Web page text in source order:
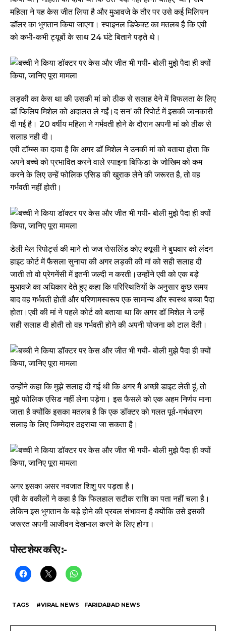
महिला ने यह केस जीत लिया है और मुआवजे के तौर पर उसे कई मिलियन
डॉलर का भुगतान किया जाएगा। स्पाइनल डिफेक्ट का मतलब है कि एवी
को कभी-कभी ट्यूबों के साथ 24 घंटे बिताने पड़ते थे।
लड़की का केस था की उसकी मां को ठीक से सलाह देने में विफलता के लिए
डॉ फिलिप मिशेल को अदालत ले गईं।द सन’ की रिपोर्ट में इसकी जानकारी
दी गई है। 20 वर्षीय महिला ने गर्भवती होने के दौरान अपनी मां को ठीक से
सलाह नही दी।
एवी टॉम्ब्स का दावा है कि अगर डॉ मिशेल ने उनकी मां को बताया होता कि
अपने बच्चे को प्रभावित करने वाले स्पाइना बिफिडा के जोखिम को कम
करने के लिए उन्हें फोलिक एसिड की खुराक लेने की जरूरत है, तो वह
गर्भवती नहीं होती।
डेली मेल रिपोर्ट्स की माने तो जज रोसलिंड कोए क्यूसी ने बुधवार को लंदन
हाइट कोर्ट में फैसला सुनाया की अगर लड़की की मां को सही सलाह दी
जाती तो वो प्रेगनेंसी में इतनी जल्दी न करती।उन्होंने एवी को एक बड़े
मुआवजे का अधिकार देते हुए कहा कि परिस्थितियों के अनुसार कुछ समय
बाद वह गर्भवती होतीं और परिणामस्वरूप एक सामान्य और स्वस्थ बच्चा पैदा
होता।एवी की मां ने पहले कोर्ट को बताया था कि अगर डॉ मिशेल ने उन्हें
सही सलाह दी होती तो वह गर्भवती होने की अपनी योजना को टाल देंती।
उन्होंने कहा कि मुझे सलाह दी गई थी कि अगर मैं अच्छी डाइट लेती हूं, तो
मुझे फोलिक एसिड नहीं लेना पड़ेगा। इस फैसले को एक अहम निर्णय माना
जाता है क्योंकि इसका मतलब है कि एक डॉक्टर को गलत पूर्व-गर्भधारण
सलाह के लिए जिम्मेदार ठहराया जा सकता है।
अगर इसका असर नवजात शिशु पर पड़ता है।
एवी के वकीलों ने कहा है कि फिलहाल सटीक राशि का पता नहीं चला है।
लेकिन इस भुगतान के बड़े होने की प्रबल संभावना है क्योंकि उसे इसकी
जरूरत अपनी आजीवन देखभाल करने के लिए होगा।
पोस्ट शेयर करिए :-
TAGS #VIRAL NEWS FARIDABAD NEWS